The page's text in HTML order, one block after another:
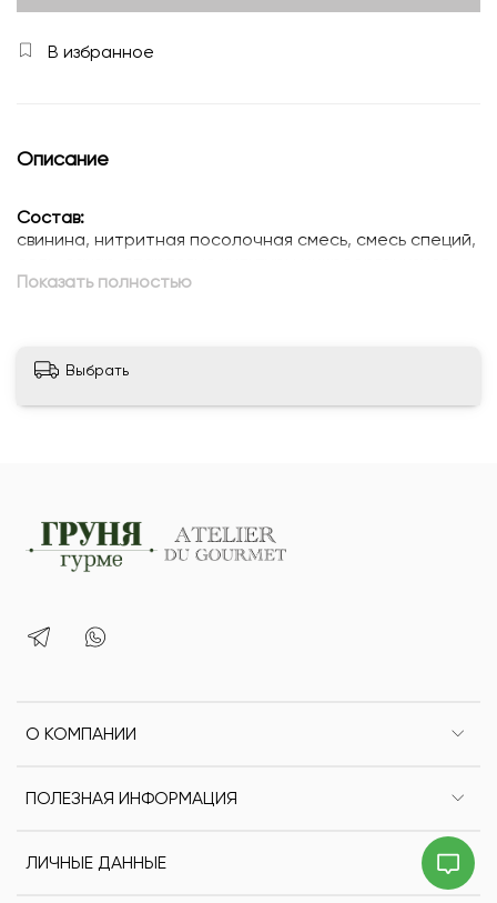
В избранное
Описание
Состав:
свинина, нитритная посолочная смесь, смесь специй,
Батон без оболочки.
Вес - 100 гр.
Показать полностью
Выбрать
О КОМПАНИИ
ПОЛЕЗНАЯ ИНФОРМАЦИЯ
ЛИЧНЫЕ ДАННЫЕ